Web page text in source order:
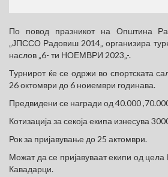
По повод празникот на Општина
„ЈПССО Радовиш 2014„ организира
наслов „6- ти НОЕМВРИ 2023„-.
Турнирот ќе се одржи во спортската
26 октомври до 6 ноиември годинава.
Предвидени се награди од 40.000
Котизација за секоја екипа изнесува
Рок за пријавување до 25 актомври.
Можат да се пријавуваат екипи од цела
Кавадарци.